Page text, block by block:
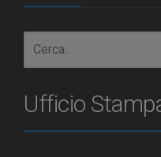
Ufficio